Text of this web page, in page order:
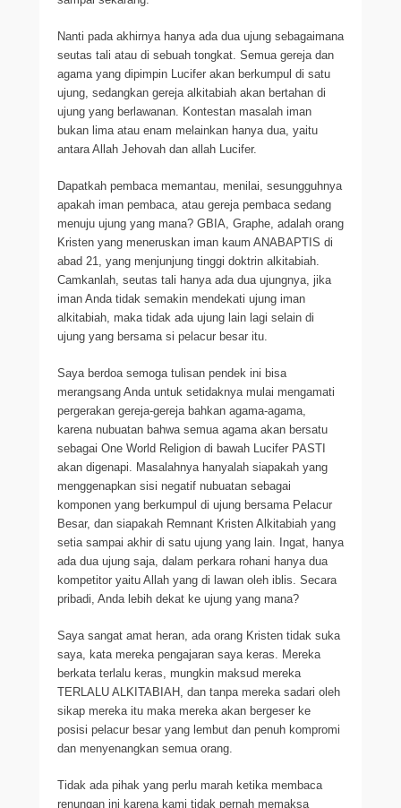
Nanti pada akhirnya hanya ada dua ujung sebagaimana
seutas tali atau di sebuah tongkat. Semua gereja dan
agama yang dipimpin Lucifer akan berkumpul di satu
ujung, sedangkan gereja alkitabiah akan bertahan di
ujung yang berlawanan. Kontestan masalah iman
bukan lima atau enam melainkan hanya dua, yaitu
antara Allah Jehovah dan allah Lucifer.
Dapatkah pembaca memantau, menilai, sesungguhnya
apakah iman pembaca, atau gereja pembaca sedang
menuju ujung yang mana? GBIA, Graphe, adalah orang
Kristen yang meneruskan iman kaum ANABAPTIS di
abad 21, yang menjunjung tinggi doktrin alkitabiah.
Camkanlah, seutas tali hanya ada dua ujungnya, jika
iman Anda tidak semakin mendekati ujung iman
alkitabiah, maka tidak ada ujung lain lagi selain di
ujung yang bersama si pelacur besar itu.
Saya berdoa semoga tulisan pendek ini bisa
merangsang Anda untuk setidaknya mulai mengamati
pergerakan gereja-gereja bahkan agama-agama,
karena nubuatan bahwa semua agama akan bersatu
sebagai One World Religion di bawah Lucifer PASTI
akan digenapi. Masalahnya hanyalah siapakah yang
menggenapkan sisi negatif nubuatan sebagai
komponen yang berkumpul di ujung bersama Pelacur
Besar, dan siapakah Remnant Kristen Alkitabiah yang
setia sampai akhir di satu ujung yang lain. Ingat, hanya
ada dua ujung saja, dalam perkara rohani hanya dua
kompetitor yaitu Allah yang di lawan oleh iblis. Secara
pribadi, Anda lebih dekat ke ujung yang mana?
Saya sangat amat heran, ada orang Kristen tidak suka
saya, kata mereka pengajaran saya keras. Mereka
berkata terlalu keras, mungkin maksud mereka
TERLALU ALKITABIAH, dan tanpa mereka sadari oleh
sikap mereka itu maka mereka akan bergeser ke
posisi pelacur besar yang lembut dan penuh kompromi
dan menyenangkan semua orang.
Tidak ada pihak yang perlu marah ketika membaca
renungan ini karena kami tidak pernah memaksa